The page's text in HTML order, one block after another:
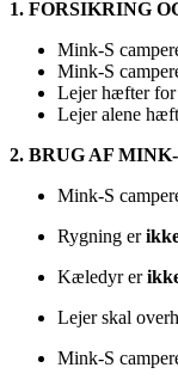
1. FORSIKRING
Mink-S
Mink-S
Lejer hæfter for
Lejer alene
2. BRUG AF
Mink-S
Rygning er
Kæledyr er
Lejer skal
Mink-S